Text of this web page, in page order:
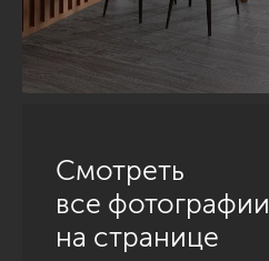
Смотреть
все фотографии
на странице